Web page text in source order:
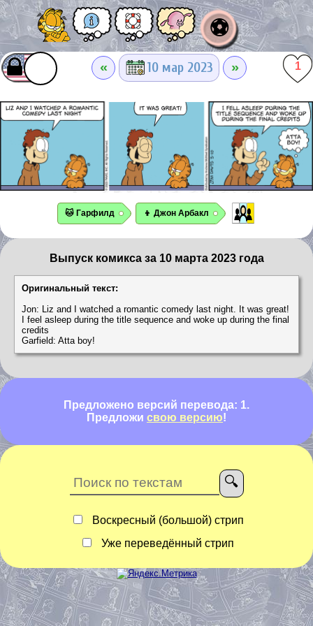
⚽
« 10 мар 2023 » 1
🐱 Гарфилд 👦 Джон Арбакл
Выпуск комикса за 10 марта 2023 года
Оригинальный текст:
Jon: Liz and I watched a romantic comedy last night. It was great!
I feel asleep during the title sequence and woke up during the final
credits
Garfield: Atta boy!
Предложено версий перевода: 1.
Предложи свою версию!
Воскресный (большой) стрип
Уже переведённый стрип